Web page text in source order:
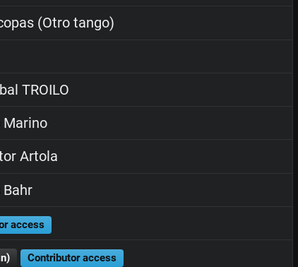
(Otro tango)
TROILO
Artola
Bahr
access
Contributor access